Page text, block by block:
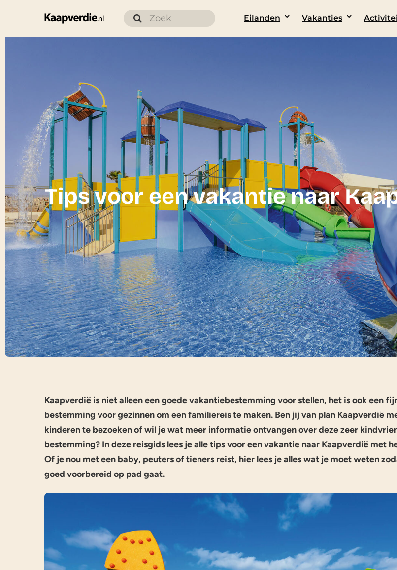
Eilanden Vakanties
Tips voor een vakantie naar
Kaapverdië is niet alleen een goede vakantiebestemming voor stellen, het is ook een
bestemming voor gezinnen om een familiereis te maken. Ben jij van plan Kaapverdië
kinderen te bezoeken of wil je wat meer informatie ontvangen over deze zeer
bestemming? In deze reisgids lees je alle tips voor een vakantie naar Kaapverdië met
Of je nou met een baby, peuters of tieners reist, hier lees je alles wat je moet weten
goed voorbereid op pad gaat.